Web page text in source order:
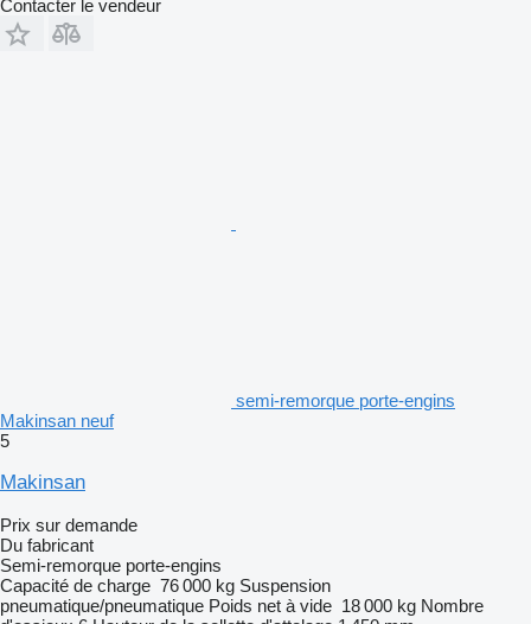
Contacter le vendeur
semi-remorque porte-engins
Makinsan neuf
5
Makinsan
Prix sur demande
Du fabricant
Semi-remorque porte-engins
Capacité de charge 76 000 kg Suspension
pneumatique/pneumatique Poids net à vide 18 000 kg Nombre